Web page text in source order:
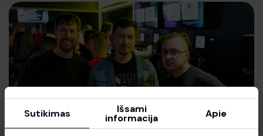
Sutikimas Išsami
informacija Apie